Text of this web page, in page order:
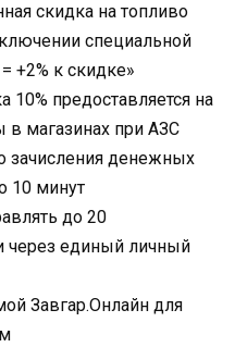
скидка на топливо
специальной
+2% к скидке»
10% предоставляется на
в магазинах при АЗС
зачисления денежных
10 минут
до 20
через единый личный
Завгар.Онлайн для